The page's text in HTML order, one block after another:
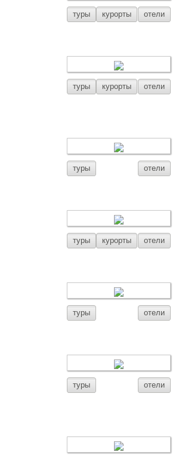
туры курорты отели
туры курорты отели
туры отели
туры курорты отели
туры отели
туры отели